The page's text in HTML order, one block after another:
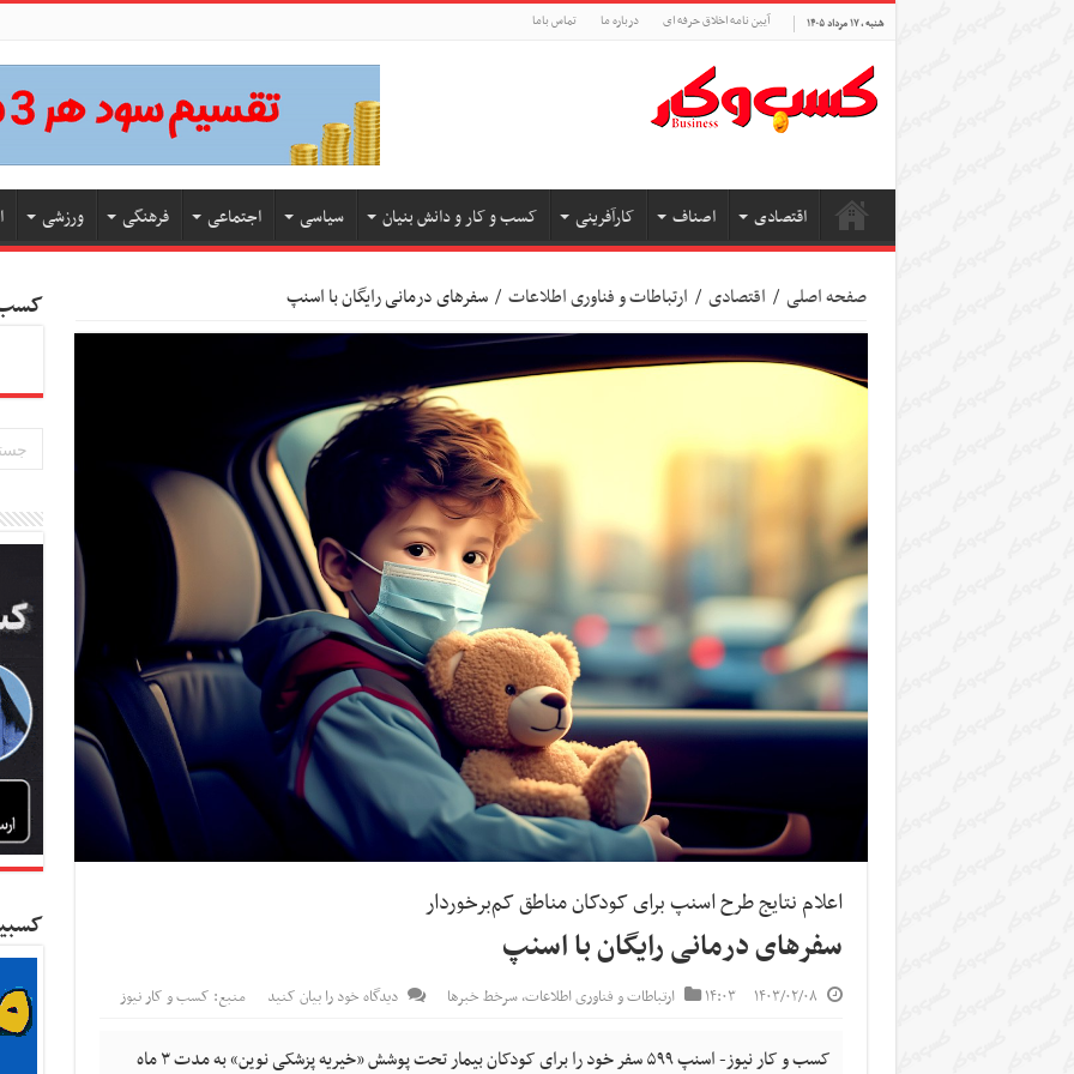
شنبه , ۱۷ مرداد ۱۴۰۵ آیین نامه اخلاق حرفه ای درباره ما تماس باما
اقتصادی اصناف کارآفرینی کسب و کار و دانش بنیان سیاسی اجتماعی فرهنگی ورزشی
صفحه اصلی / اقتصادی / ارتباطات و فناوری اطلاعات / سفرهای درمانی رایگان با اسنپ
اعلام نتایج طرح اسنپ برای کودکان مناطق کم‌برخوردار
سفرهای درمانی رایگان با اسنپ
۱۴۰۳/۰۲/۰۸ ۱۴:۰۳ ارتباطات و فناوری اطلاعات,سرخط خبرها دیدگاه خود را بیان کنید منبع: کسب و کار نیوز
کسب و کار نیوز- اسنپ ۵۹۹ سفر خود را برای کودکان بیمار تحت پوشش «خیریه‌ پزشکی نوین» به مدت ۳ ماه
کسب